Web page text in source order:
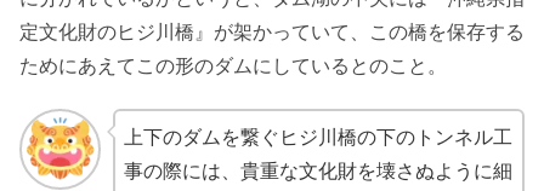
定文化財のヒジ川橋』が架かっていて、この橋を保存する
ためにあえてこの形のダムにしているとのこと。
上下のダムを繋ぐヒジ川橋の下のトンネル工
事の際には、貴重な文化財を壊さぬように細